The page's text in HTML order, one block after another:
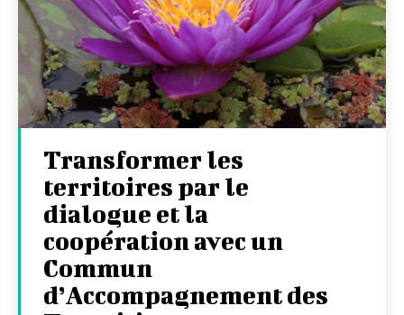
Transformer les
territoires par le
dialogue et la
coopération avec un
Commun
d’Accompagnement des